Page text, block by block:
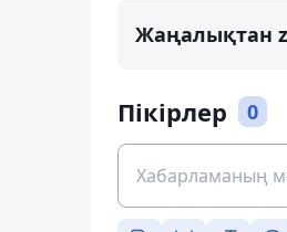
Жаңалықтан
Пікірлер 0